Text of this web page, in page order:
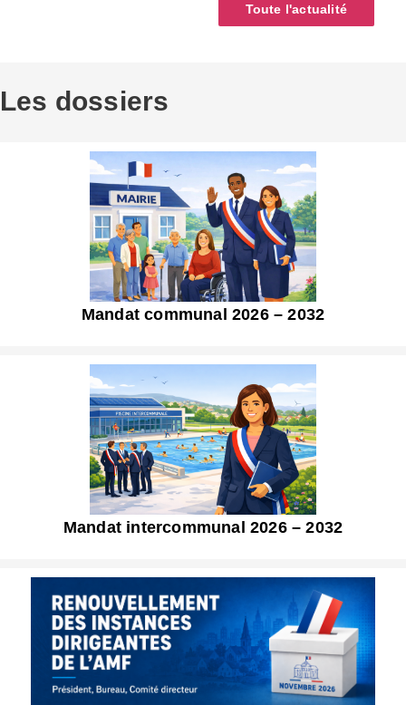
Toute l'actualité
Les dossiers
Mandat communal 2026 – 2032
Mandat intercommunal 2026 – 2032